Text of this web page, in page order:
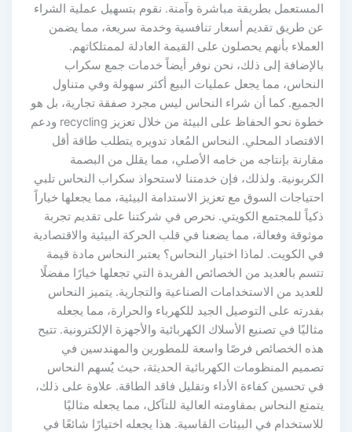
المستعمل بطريقة مباشرة وآمنة. نقوم بتسهيل عملية الشراء
عن طريق تقديم أسعار تنافسية وخدمة سريعة، مما يضمن
العملاء بأنهم يحصلون على القيمة العادلة لممتلكاتهم.
بالإضافة إلى ذلك، نحن نوفر أيضاً خدمات جمع سكراب
النحاس، مما يجعل عمليات البيع أكثر سهولة وفي متناول
الجميع. كما أن شراء النحاس ليس مجرد صفقة تجارية، بل هو
خطوة نحو الحفاظ على البيئة من خلال تعزيز recycling ودعم
الاقتصاد المحلي. النحاس المُعاد تدويره يتطلب طاقة أقل
مقارنة بإنتاجه من خامه الأصلي، مما يقلل من البصمة
الكربونية. ولذلك، فإن خدمتنا لاستحواذ سكراب النحاس تلبي
احتياجات السوق مع تعزيز الاستدامة البيئية، مما يجعلها خياراً
ذكياً للمجتمع الكويتي. نحرص في شركتنا على تقديم تجربة
موثوقة وفعالة، مما يضعنا في قلب الحركة البيئية والاقتصادية
في الكويت. لماذا اختيار النحاس؟ يعتبر النحاس مادة قيمة
تتسم بالعديد من الخصائص الفريدة التي تجعلها خيارًا مفضلًا
للعديد من الاستخدامات الصناعية والتجارية. يتميز النحاس
بقدرته على التوصيل الجيد للكهرباء والحرارة، مما يجعله
مثاليًا في تصنيع الأسلاك الكهربائية والأجهزة الإلكترونية. تتيح
هذه الخصائص فرصًا واسعة للمطورين والمهندسين في
تصميم المنظومات الكهربائية الحديثة، حيث يُسهم النحاس
في تحسين كفاءة الأداء وتقليل فاقد الطاقة. علاوة على ذلك،
يتمتع النحاس بمقاومته العالية للتآكل، مما يجعله مثاليًا
للاستخدام في البيئات القاسية. هذا يجعله اختيارًا شائعًا في